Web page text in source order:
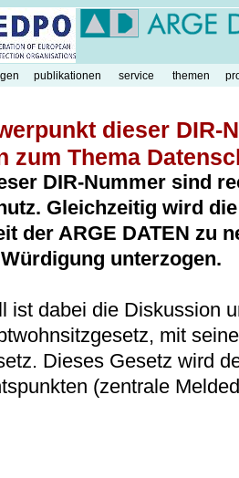
dieser DIR-
zum Thema
DIR-Nummer sind
Gleichzeitig wird
der ARGE DATEN zu
unterzogen.
ist dabei die Diskussion
mit
Dieses Gesetz wird
(zentrale
publikationen service themen